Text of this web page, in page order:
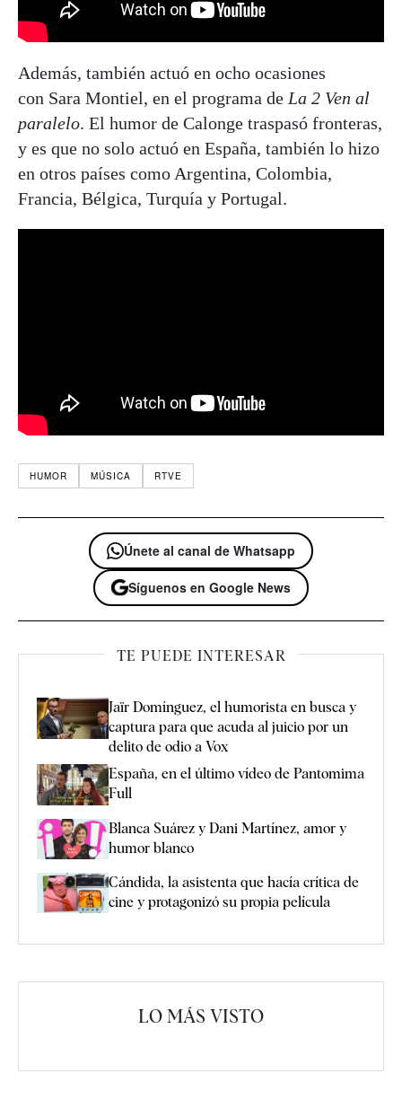
Además, también actuó en ocho ocasiones
con Sara Montiel, en el programa de La 2 Ven al
paralelo. El humor de Calonge traspasó fronteras,
y es que no solo actuó en España, también lo hizo
en otros países como Argentina, Colombia,
Francia, Bélgica, Turquía y Portugal.
HUMOR MÚSICA RTVE
Únete al canal de Whatsapp
Síguenos en Google News
TE PUEDE INTERESAR
Jaïr Domínguez, el humorista en busca y
captura para que acuda al juicio por un
delito de odio a Vox
España, en el último vídeo de Pantomima
Full
Blanca Suárez y Dani Martínez, amor y
humor blanco
Cándida, la asistenta que hacía crítica de
cine y protagonizó su propia película
LO MÁS VISTO